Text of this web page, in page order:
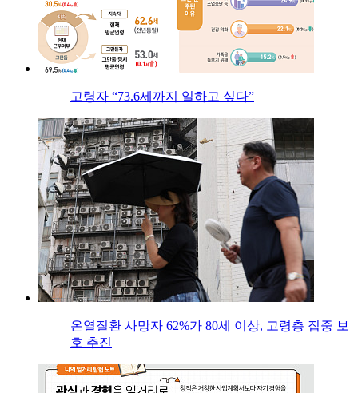
고령자 “73.6세까지 일하고 싶다”
온열질환 사망자 62%가 80세 이상, 고령층 집중 보
호 추진